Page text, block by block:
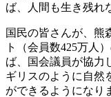
ば、人間も生き残れ
国民の皆さんが、熊
ト（会員数425万人
ば、国会議員が協力
ギリスのように自然
ができるようになり